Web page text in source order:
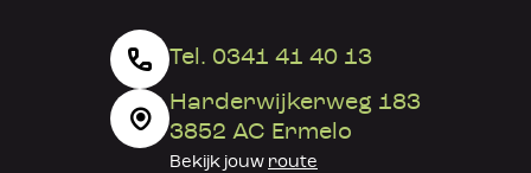
Tel. 0341 41 40 13
Harderwijkerweg 183
3852 AC Ermelo
Bekijk jouw route